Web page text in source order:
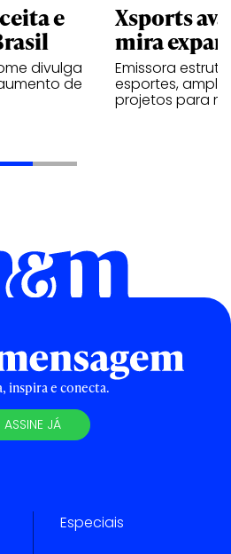
e
divulga
de
Xsports
mira
Emissora
esportes,
projetos para
inspira e conecta.
ASSINE JÁ
Especiais